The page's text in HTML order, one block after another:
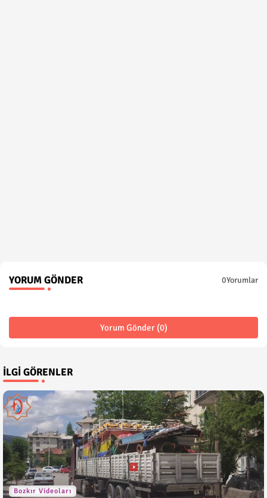
YORUM GÖNDER 0Yorumlar
Yorum Gönder (0)
İLGI GÖRENLER
Bozkır Videoları